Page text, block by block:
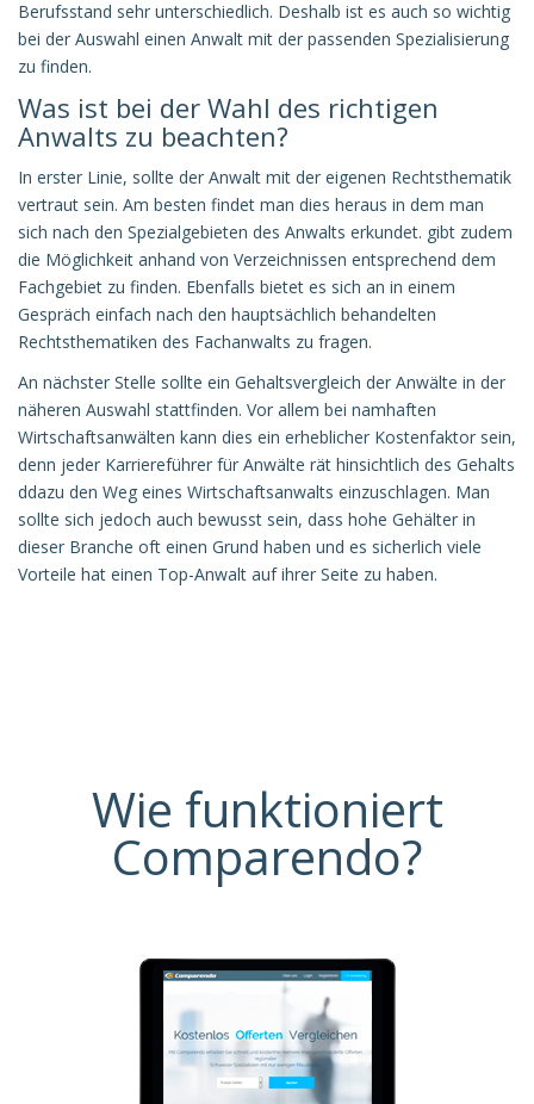
Berufsstand sehr unterschiedlich. Deshalb ist es auch so wichtig
bei der Auswahl einen Anwalt mit der passenden Spezialisierung
zu finden.
Was ist bei der Wahl des richtigen
Anwalts zu beachten?
In erster Linie, sollte der Anwalt mit der eigenen Rechtsthematik
vertraut sein. Am besten findet man dies heraus in dem man
sich nach den Spezialgebieten des Anwalts erkundet. gibt zudem
die Möglichkeit anhand von Verzeichnissen entsprechend dem
Fachgebiet zu finden. Ebenfalls bietet es sich an in einem
Gespräch einfach nach den hauptsächlich behandelten
Rechtsthematiken des Fachanwalts zu fragen.
An nächster Stelle sollte ein Gehaltsvergleich der Anwälte in der
näheren Auswahl stattfinden. Vor allem bei namhaften
Wirtschaftsanwälten kann dies ein erheblicher Kostenfaktor sein,
denn jeder Karriereführer für Anwälte rät hinsichtlich des Gehalts
ddazu den Weg eines Wirtschaftsanwalts einzuschlagen. Man
sollte sich jedoch auch bewusst sein, dass hohe Gehälter in
dieser Branche oft einen Grund haben und es sicherlich viele
Vorteile hat einen Top-Anwalt auf ihrer Seite zu haben.
Wie funktioniert
Comparendo?